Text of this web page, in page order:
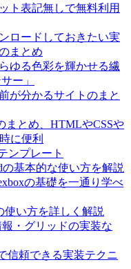
ト表記無しで無料利用
ロードしておきたい実
まとめ
ゆる色彩を輝かせる繊
ー」
が分かるサイトのまと
まとめ、HTMLやCSSや
に便利
ンプレート
基本的な使い方を解説
の基礎を一通り学べ
使い方を詳しく解説
・グリッドの実装な
信頼できる実装テクニ